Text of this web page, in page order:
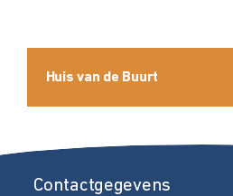
Huis van de Buurt
Contactgegevens